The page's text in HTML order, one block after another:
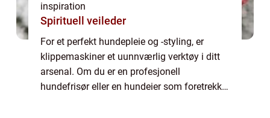
inspiration
Spirituell veileder
For et perfekt hundepleie og -styling, er
klippemaskiner et uunnværlig verktøy i ditt
arsenal. Om du er en profesjonell
hundefrisør eller en hundeier som foretrekker